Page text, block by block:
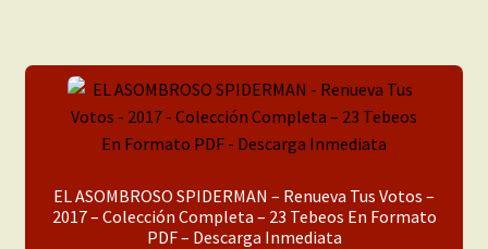
EL ASOMBROSO SPIDERMAN – Renueva Tus Votos –
2017 – Colección Completa – 23 Tebeos En Formato
PDF – Descarga Inmediata